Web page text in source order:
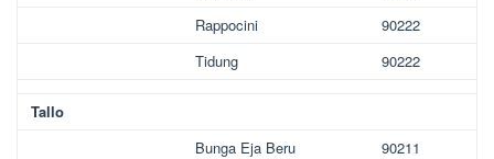
Rappocini
90222
Tidung
90222
Tallo
Bunga Eja Beru
90211